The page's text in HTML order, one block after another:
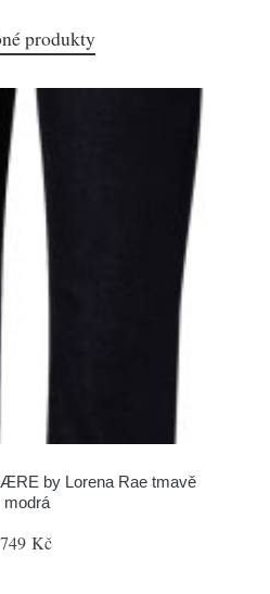
produkty
by Lorena Rae tmavě
modrá
Kč